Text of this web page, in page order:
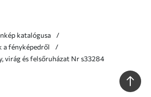
katalógusa
a fényképedről
Mosoly, virág és felsőruházat Nr s33284